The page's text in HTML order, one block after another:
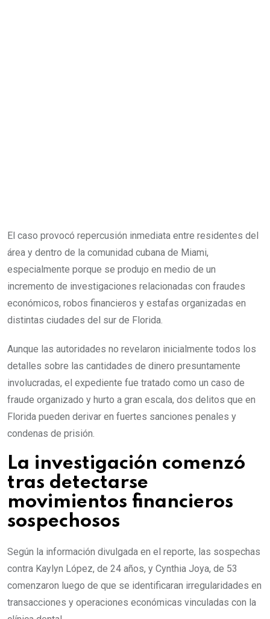
El caso provocó repercusión inmediata entre residentes del
área y dentro de la comunidad cubana de Miami,
especialmente porque se produjo en medio de un
incremento de investigaciones relacionadas con fraudes
económicos, robos financieros y estafas organizadas en
distintas ciudades del sur de Florida.
Aunque las autoridades no revelaron inicialmente todos los
detalles sobre las cantidades de dinero presuntamente
involucradas, el expediente fue tratado como un caso de
fraude organizado y hurto a gran escala, dos delitos que en
Florida pueden derivar en fuertes sanciones penales y
condenas de prisión.
La investigación comenzó
tras detectarse
movimientos financieros
sospechosos
Según la información divulgada en el reporte, las sospechas
contra Kaylyn López, de 24 años, y Cynthia Joya, de 53
comenzaron luego de que se identificaran irregularidades en
transacciones y operaciones económicas vinculadas con la